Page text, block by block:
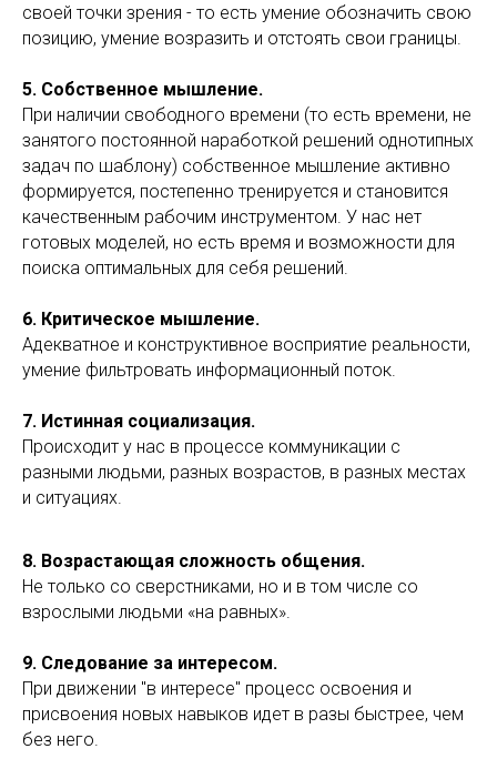
своей точки зрения - то есть умение обозначить свою
позицию, умение возразить и отстоять свои границы.
5. Собственное мышление.
При наличии свободного времени (то есть времени, не
занятого постоянной наработкой решений однотипных
задач по шаблону) собственное мышление активно
формируется, постепенно тренируется и становится
качественным рабочим инструментом. У нас нет
готовых моделей, но есть время и возможности для
поиска оптимальных для себя решений.
6. Критическое мышление.
Адекватное и конструктивное восприятие реальности,
умение фильтровать информационный поток.
7. Истинная социализация.
Происходит у нас в процессе коммуникации с
разными людьми, разных возрастов, в разных местах
и ситуациях.
8. Возрастающая сложность общения.
Не только со сверстниками, но и в том числе со
взрослыми людьми «на равных».
9. Следование за интересом.
При движении "в интересе" процесс освоения и
присвоения новых навыков идет в разы быстрее, чем
без него.